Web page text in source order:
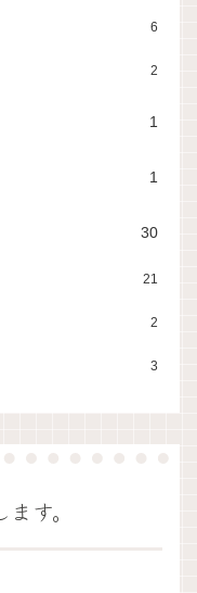
6
2
1
1
30
21
2
3
す。